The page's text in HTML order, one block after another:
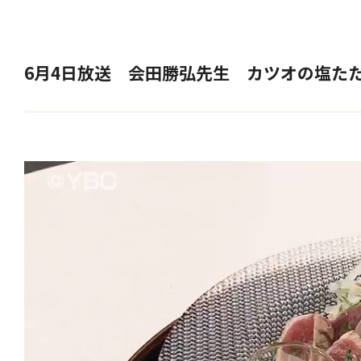
6月4日放送 会田勝弘先生 カツオの塩た